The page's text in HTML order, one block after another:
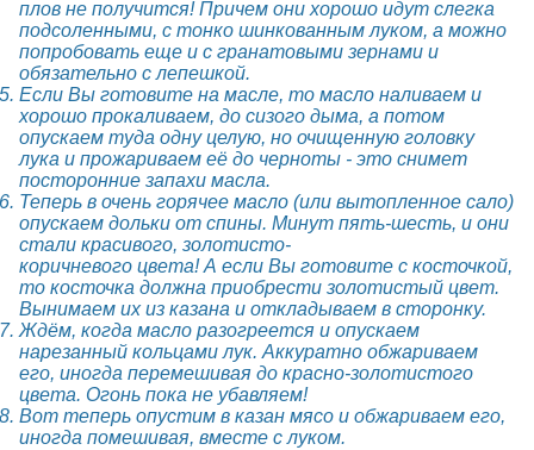
плов не получится! Причем они хорошо идут слегка
подсоленными, с тонко шинкованным луком, а можно
попробовать еще и с гранатовыми зернами и
обязательно с лепешкой.
Если Вы готовите на масле, то масло наливаем и
хорошо прокаливаем, до сизого дыма, а потом
опускаем туда одну целую, но очищенную головку
лука и прожариваем её до черноты - это снимет
посторонние запахи масла.
Теперь в очень горячее масло (или вытопленное сало)
опускаем дольки от спины. Минут пять-шесть, и они
стали красивого, золотисто-
коричневого цвета! А если Вы готовите с косточкой,
то косточка должна приобрести золотистый цвет.
Вынимаем их из казана и откладываем в сторонку.
Ждём, когда масло разогреется и опускаем
нарезанный кольцами лук. Аккуратно обжариваем
его, иногда перемешивая до красно-золотистого
цвета. Огонь пока не убавляем!
Вот теперь опустим в казан мясо и обжариваем его,
иногда помешивая, вместе с луком.